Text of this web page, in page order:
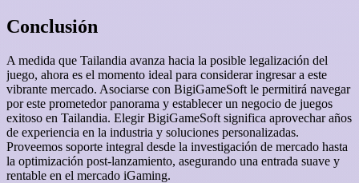
Conclusión
A medida que Tailandia avanza hacia la posible legalización del
juego, ahora es el momento ideal para considerar ingresar a este
vibrante mercado. Asociarse con BigiGameSoft le permitirá navegar
por este prometedor panorama y establecer un negocio de juegos
exitoso en Tailandia. Elegir BigiGameSoft significa aprovechar años
de experiencia en la industria y soluciones personalizadas.
Proveemos soporte integral desde la investigación de mercado hasta
la optimización post-lanzamiento, asegurando una entrada suave y
rentable en el mercado iGaming.